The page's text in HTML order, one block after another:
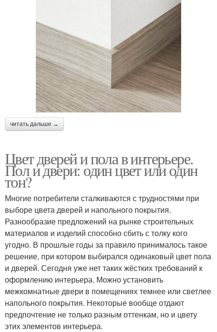
читать дальше →
Цвет дверей и пола в интерьере.
Пол и двери: один цвет или один
тон?
Многие потребители сталкиваются с трудностями при
выборе цвета дверей и напольного покрытия.
Разнообразие предложений на рынке строительных
материалов и изделий способно сбить с толку кого
угодно. В прошлые годы за правило принималось такое
решение, при котором выбирался одинаковый цвет пола
и дверей. Сегодня уже нет таких жёстких требований к
оформлению интерьера. Можно установить
межкомнатные двери в помещениях темнее или светлее
напольного покрытия. Некоторые вообще отдают
предпочтение не только разным оттенкам, но и цвету
этих элементов интерьера.